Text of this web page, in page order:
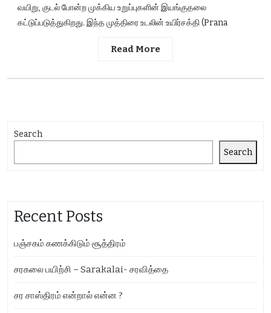
வயிறு, குடல் போன்ற முக்கிய உறுப்புகளின் இயங்குதலை
கட்டுப்படுத்துகிறது. இந்த முத்திரை உடலின் உயிர்சக்தி (Prana
Read More
Search
Search
Recent Posts
பஞ்சகம் கணக்கிடும் சூத்திரம்
சரகலை பயிற்சி – Sarakalai- சரவித்தை
சர சாஸ்திரம் என்றால் என்ன ?